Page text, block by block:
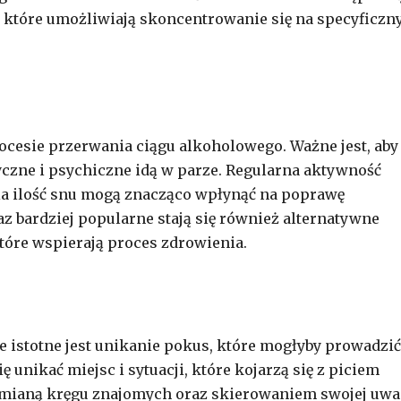
umożliwiają skoncentrowanie się na
przerwania ciągu alkoholowego. Ważne jest, aby
i psychiczne idą w parze. Regularna aktywność
snu mogą znacząco wpłynąć na poprawę
bardziej popularne stają się również alternatywne
wspierają proces zdrowienia.
jest unikanie pokus, które mogłyby
unikać miejsc i sytuacji, które kojarzą się z piciem
kręgu znajomych oraz skierowaniem swojej